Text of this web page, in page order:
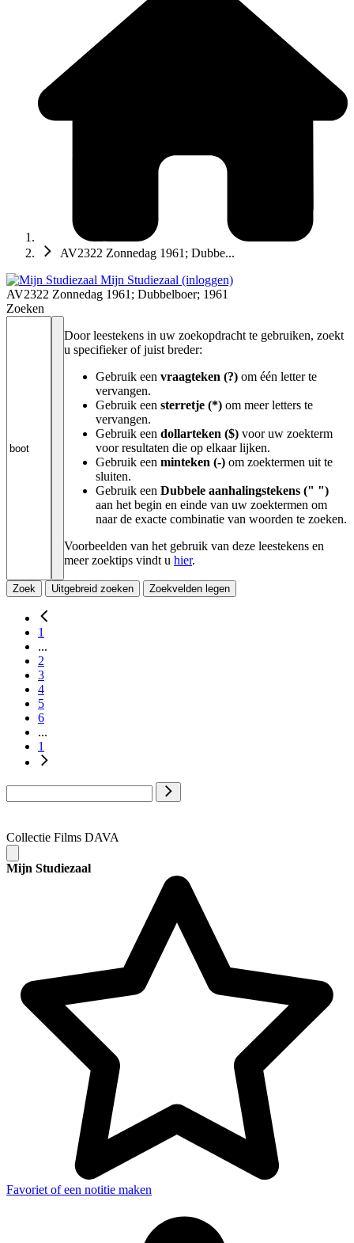
AV2322 Zonnedag 1961; Dubbe...
Mijn Studiezaal (inloggen)
AV2322 Zonnedag 1961; Dubbelboer; 1961
Zoeken
Door leestekens in uw zoekopdracht te gebruiken, zoekt
u specifieker of juist breder:
Gebruik een vraagteken (?) om één letter te
vervangen.
Gebruik een sterretje (*) om meer letters te
vervangen.
Gebruik een dollarteken ($) voor uw zoekterm
voor resultaten die op elkaar lijken.
Gebruik een minteken (-) om zoektermen uit te
sluiten.
Gebruik een Dubbele aanhalingstekens (" ")
aan het begin en einde van uw zoektermen om
naar de exacte combinatie van woorden te zoeken.
Voorbeelden van het gebruik van deze leestekens en
meer zoektips vindt u hier.
Zoek Uitgebreid zoeken Zoekvelden legen
1
...
2
3
4
5
6
...
1
Collectie Films DAVA
Mijn Studiezaal
Favoriet of een notitie maken